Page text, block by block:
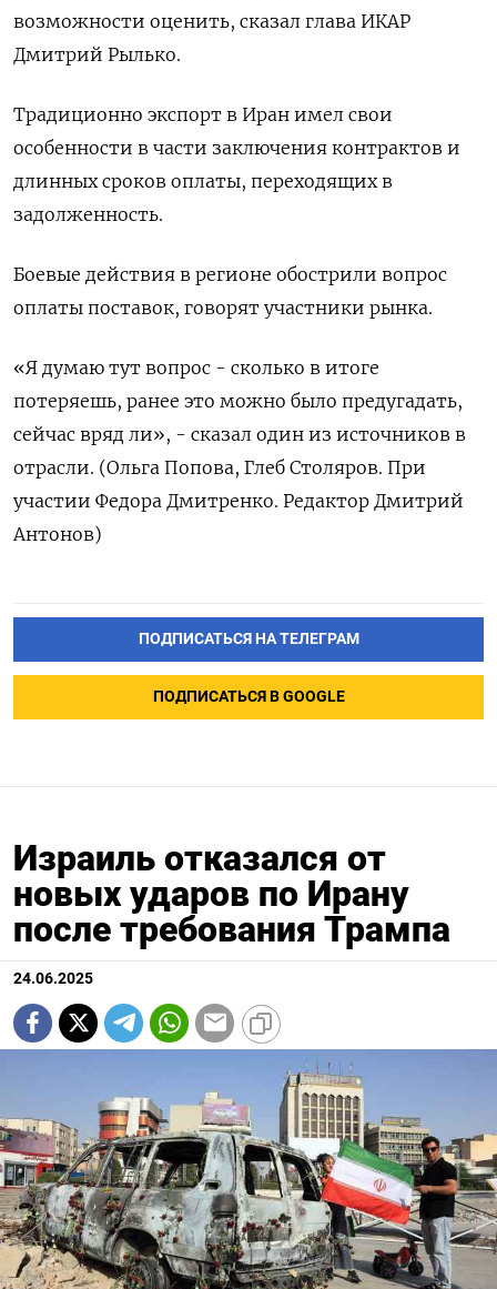
возможности оценить, сказал глава ИКАР
Дмитрий Рылько.
Традиционно экспорт в Иран имел свои
особенности в части заключения контрактов и
длинных сроков оплаты, переходящих в
задолженность.
Боевые действия в регионе обострили вопрос
оплаты поставок, говорят участники рынка.
«Я думаю тут вопрос - сколько в итоге
потеряешь, ранее это можно было предугадать,
сейчас вряд ли», - сказал один из источников в
отрасли. (Ольга Попова, Глеб Столяров. При
участии Федора Дмитренко. Редактор Дмитрий
Антонов)
ПОДПИСАТЬСЯ НА ТЕЛЕГРАМ
ПОДПИСАТЬСЯ В GOOGLE
Израиль отказался от
новых ударов по Ирану
после требования Трампа
24.06.2025